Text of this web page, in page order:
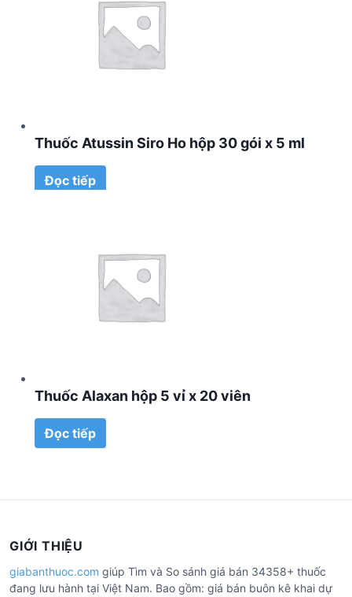
Thuốc Atussin Siro Ho hộp 30 gói x 5 ml
Đọc tiếp
Thuốc Alaxan hộp 5 vỉ x 20 viên
Đọc tiếp
GIỚI THIỆU
giabanthuoc.com giúp Tìm và So sánh giá bán 34358+ thuốc
đang lưu hành tại Việt Nam. Bao gồm: giá bán buôn kê khai dự